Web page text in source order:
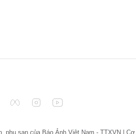
san của Báo Ảnh Việt Nam - TTXVN |